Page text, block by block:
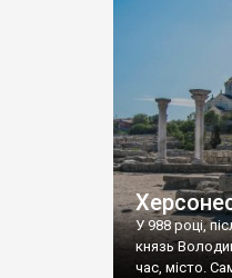
культурної
Офіційно –
влада в
У 988 році,
князь
час, місто.